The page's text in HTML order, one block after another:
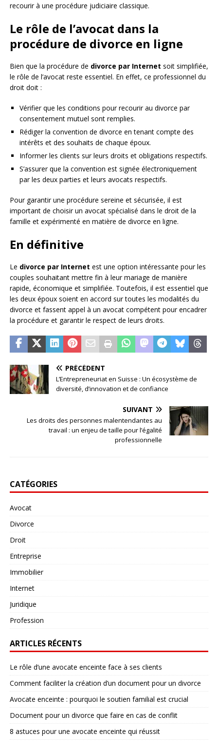
recourir à une procédure judiciaire classique.
Le rôle de l’avocat dans la
procédure de divorce en ligne
Bien que la procédure de divorce par Internet soit simplifiée,
le rôle de l’avocat reste essentiel. En effet, ce professionnel du
droit doit :
Vérifier que les conditions pour recourir au divorce par
consentement mutuel sont remplies.
Rédiger la convention de divorce en tenant compte des
intérêts et des souhaits de chaque époux.
Informer les clients sur leurs droits et obligations respectifs.
S’assurer que la convention est signée électroniquement
par les deux parties et leurs avocats respectifs.
Pour garantir une procédure sereine et sécurisée, il est
important de choisir un avocat spécialisé dans le droit de la
famille et expérimenté en matière de divorce en ligne.
En définitive
Le divorce par Internet est une option intéressante pour les
couples souhaitant mettre fin à leur mariage de manière
rapide, économique et simplifiée. Toutefois, il est essentiel que
les deux époux soient en accord sur toutes les modalités du
divorce et fassent appel à un avocat compétent pour encadrer
la procédure et garantir le respect de leurs droits.
PRÉCÉDENT
L’Entrepreneuriat en Suisse : Un écosystème de
diversité, d’innovation et de confiance
SUIVANT
Les droits des personnes malentendantes au
travail : un enjeu de taille pour l’égalité
professionnelle
CATÉGORIES
Avocat
Divorce
Droit
Entreprise
Immobilier
Internet
Juridique
Profession
ARTICLES RÉCENTS
Le rôle d’une avocate enceinte face à ses clients
Comment faciliter la création d’un document pour un divorce
Avocate enceinte : pourquoi le soutien familial est crucial
Document pour un divorce que faire en cas de conflit
8 astuces pour une avocate enceinte qui réussit